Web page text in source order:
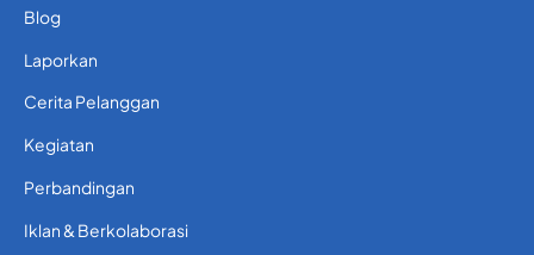
Blog
Laporkan
Cerita Pelanggan
Kegiatan
Perbandingan
Iklan & Berkolaborasi